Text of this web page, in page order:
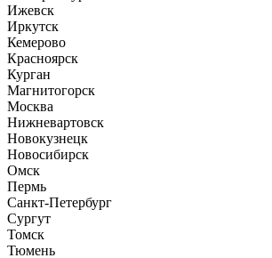
Ижевск
Иркутск
Кемерово
Красноярск
Курган
Магнитогорск
Москва
Нижневартовск
Новокузнецк
Новосибирск
Омск
Пермь
Санкт-Петербург
Сургут
Томск
Тюмень